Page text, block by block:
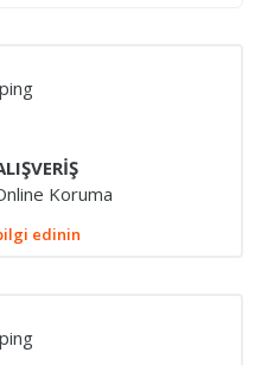
Koruma
edinin